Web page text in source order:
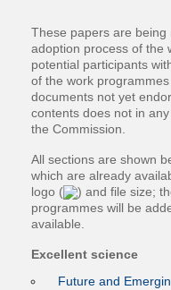
These papers are
adoption process of the
potential participants
of the work
documents not yet
contents does not in
the Commission.
All sections are shown
which are already
logo (
) and file size;
programmes will be
available.
Excellent science
Future and